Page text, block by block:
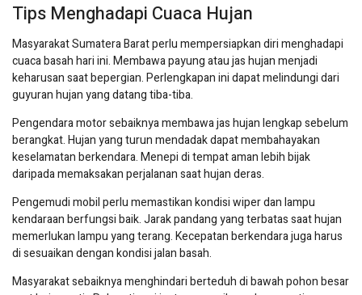
Tips Menghadapi Cuaca Hujan
Masyarakat Sumatera Barat perlu mempersiapkan diri menghadapi
cuaca basah hari ini. Membawa payung atau jas hujan menjadi
keharusan saat bepergian. Perlengkapan ini dapat melindungi dari
guyuran hujan yang datang tiba-tiba.
Pengendara motor sebaiknya membawa jas hujan lengkap sebelum
berangkat. Hujan yang turun mendadak dapat membahayakan
keselamatan berkendara. Menepi di tempat aman lebih bijak
daripada memaksakan perjalanan saat hujan deras.
Pengemudi mobil perlu memastikan kondisi wiper dan lampu
kendaraan berfungsi baik. Jarak pandang yang terbatas saat hujan
memerlukan lampu yang terang. Kecepatan berkendara juga harus
di sesuaikan dengan kondisi jalan basah.
Masyarakat sebaiknya menghindari berteduh di bawah pohon besar